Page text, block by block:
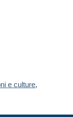
e culture,